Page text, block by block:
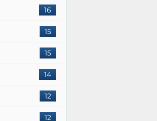
16
15
15
14
12
12